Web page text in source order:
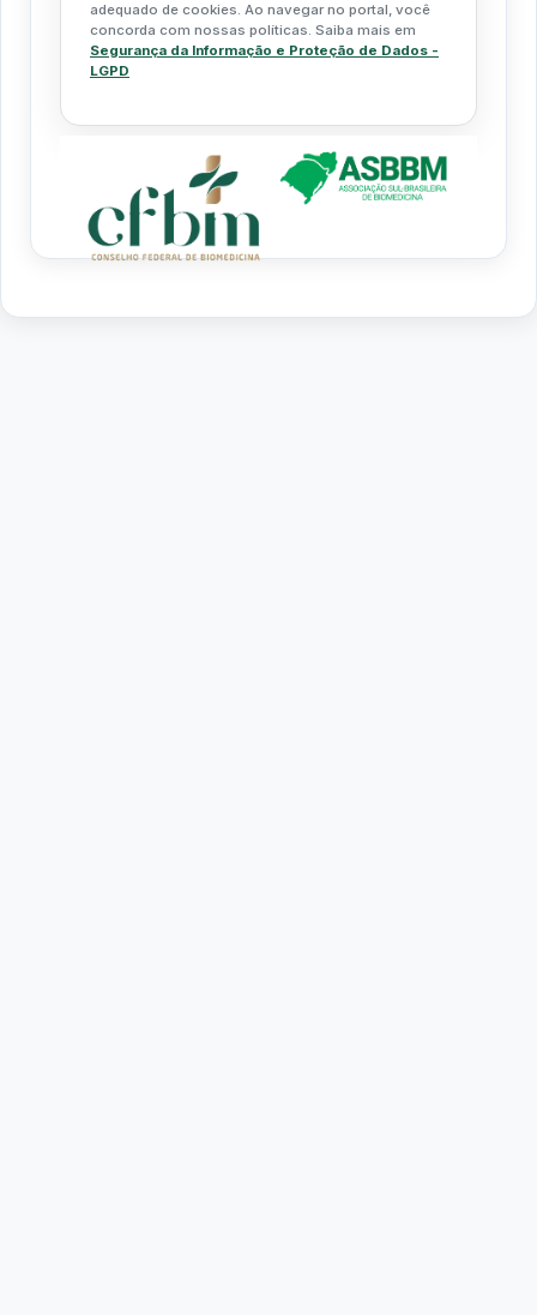
adequado de cookies. Ao navegar no portal, você
concorda com nossas políticas. Saiba mais em
Segurança da Informação e Proteção de Dados -
LGPD